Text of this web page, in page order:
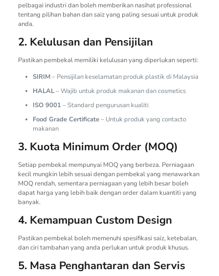
pelbagai industri dan boleh memberikan nasihat professional
tentang pilihan bahan dan saiz yang paling sesuai untuk produk
anda.
2. Kelulusan dan Pensijilan
Pastikan pembekal memiliki kelulusan yang diperlukan seperti:
SIRIM– Pensijilan keselamatan produk plastik di Malaysia
HALAL– Wajib untuk produk makanan dan cosmetics
ISO 9001 – Standard pengurusan kualiti
Food Grade Certificate– Untuk produk yang contacto
makanan
3. Kuota Minimum Order (MOQ)
Setiap pembekal mempunyai MOQ yang berbeza. Perniagaan
kecil mungkin lebih sesuai dengan pembekal yang menawarkan
MOQ rendah, sementara perniagaan yang lebih besar boleh
dapat harga yang lebih baik dengan order dalam kuantiti yang
banyak.
4. Kemampuan Custom Design
Pastikan pembekal boleh memenuhi spesifikasi saiz, ketebalan,
dan ciri tambahan yang anda perlukan untuk produk khusus.
5. Masa Penghantaran dan Servis